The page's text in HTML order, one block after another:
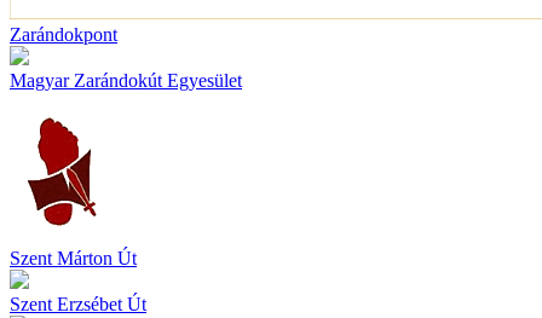
Zarándokpont
Magyar Zarándokút Egyesület
Szent Márton Út
Szent Erzsébet Út